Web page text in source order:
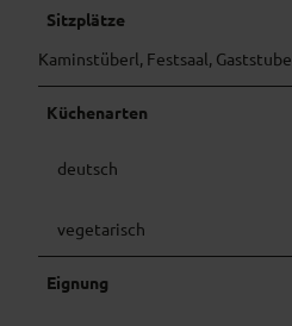
Sitzplätze
Kaminstüberl, Festsaal, Gaststube
Küchenarten
deutsch
vegetarisch
Eignung